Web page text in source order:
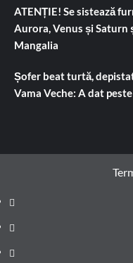
ATENȚIE! Se sistează
Aurora, Venus și Saturn
Mangalia
Șofer beat turtă,
Vama Veche: A dat
Prima
pagină
Știri
de
Administrație